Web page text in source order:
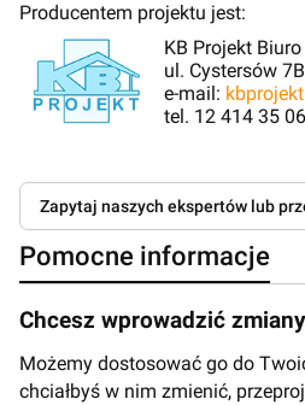
Producentem projektu jest:
KB Projekt
ul. Cystersów
e-mail:
tel. 12 414 35 06
Zapytaj naszych ekspertów lub
Pomocne informacje
Chcesz wprowadzić
Możemy dostosować go do
chciałbyś w nim zmienić,